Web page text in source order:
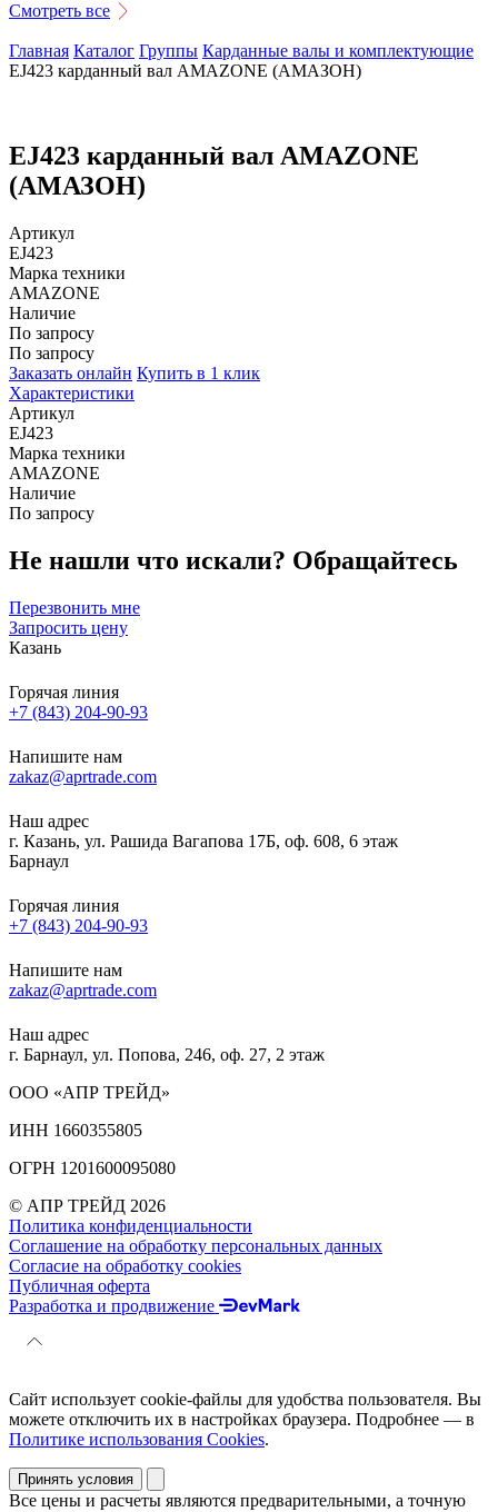
Смотреть все
Главная Каталог Группы Карданные валы и комплектующие
EJ423 карданный вал AMAZONE (АМАЗОН)
EJ423 карданный вал AMAZONE
(АМАЗОН)
Артикул
EJ423
Марка техники
AMAZONE
Наличие
По запросу
По запросу
Заказать онлайн Купить в 1 клик
Характеристики
Артикул
EJ423
Марка техники
AMAZONE
Наличие
По запросу
Не нашли что искали? Обращайтесь
Перезвонить мне
Запросить цену
Казань
Горячая линия
+7 (843) 204-90-93
Напишите нам
zakaz@aprtrade.com
Наш адрес
г. Казань, ул. Рашида Вагапова 17Б, оф. 608, 6 этаж
Барнаул
Горячая линия
+7 (843) 204-90-93
Напишите нам
zakaz@aprtrade.com
Наш адрес
г. Барнаул, ул. Попова, 246, оф. 27, 2 этаж
ООО «АПР ТРЕЙД»
ИНН 1660355805
ОГРН 1201600095080
© АПР ТРЕЙД 2026
Политика конфиденциальности
Соглашение на обработку персональных данных
Согласие на обработку cookies
Публичная оферта
Разработка и продвижение
Сайт использует cookie-файлы для удобства пользователя. Вы
можете отключить их в настройках браузера. Подробнее — в
Политике использования Cookies.
Принять условия
Все цены и расчеты являются предварительными, а точную